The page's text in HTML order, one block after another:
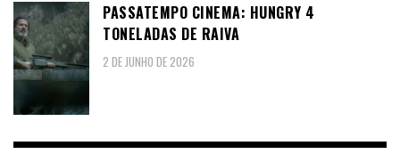
PASSATEMPO CINEMA: HUNGRY 4
TONELADAS DE RAIVA
2 DE JUNHO DE 2026